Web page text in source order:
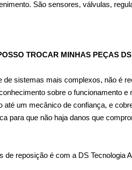
São sensores, válvulas,
TROCAR MINHAS PEÇAS
de sistemas mais complexos, não é
sobre o funcionamento e
até um mecânico de confiança, e
para que não haja danos que
de reposição é com a DS Tecnologia